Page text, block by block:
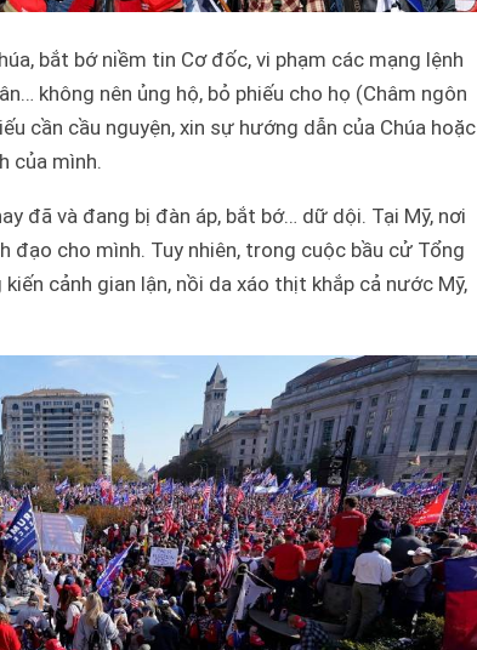
bắt bớ niềm tin Cơ đốc, vi phạm các mạng lệnh
không nên ủng hộ, bỏ phiếu cho họ (Châm ngôn
cần cầu nguyện, xin sự hướng dẫn của Chúa hoặc
của mình.
đã và đang bị đàn áp, bắt bớ… dữ dội. Tại Mỹ, nơi
cho mình. Tuy nhiên, trong cuộc bầu cử Tổng
cảnh gian lận, nồi da xáo thịt khắp cả nước Mỹ,